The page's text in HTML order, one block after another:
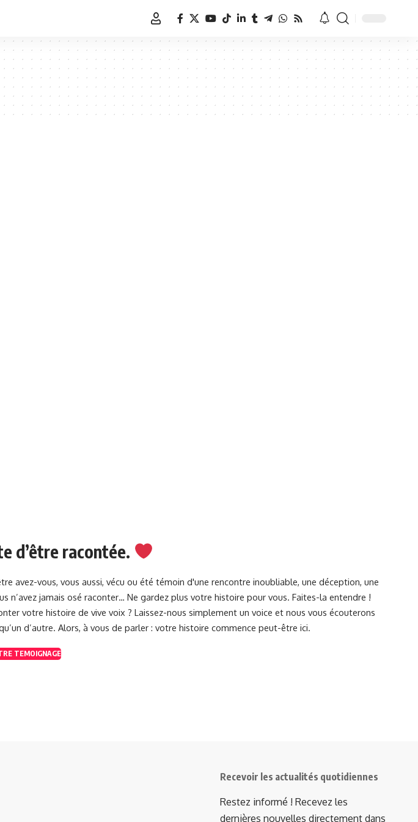
d’être racontée.
avez-vous, vous aussi, vécu ou été témoin d'une rencontre inoubliable, une déception, une
n’avez jamais osé raconter… Ne gardez plus votre histoire pour vous. Faites-la entendre !
votre histoire de vive voix ? Laissez-nous simplement un voice et nous vous écouterons
d’autre. Alors, à vous de parler : votre histoire commence peut-être ici.
TEMOIGNAGE
Recevoir les actualités quotidiennes
Restez informé ! Recevez les
dernières nouvelles directement dans